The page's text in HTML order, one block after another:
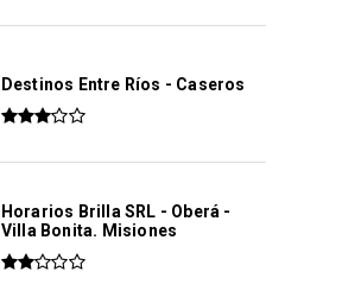
Destinos Entre Ríos - Caseros
Horarios Brilla SRL - Oberá -
Villa Bonita. Misiones